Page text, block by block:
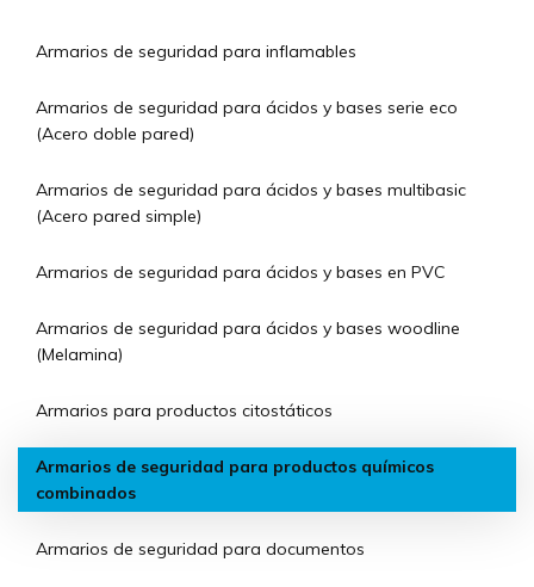
Armarios de seguridad para inflamables
Armarios de seguridad para ácidos y bases serie eco
(Acero doble pared)
Armarios de seguridad para ácidos y bases multibasic
(Acero pared simple)
Armarios de seguridad para ácidos y bases en PVC
Armarios de seguridad para ácidos y bases woodline
(Melamina)
Armarios para productos citostáticos
Armarios de seguridad para productos químicos
combinados
Armarios de seguridad para documentos